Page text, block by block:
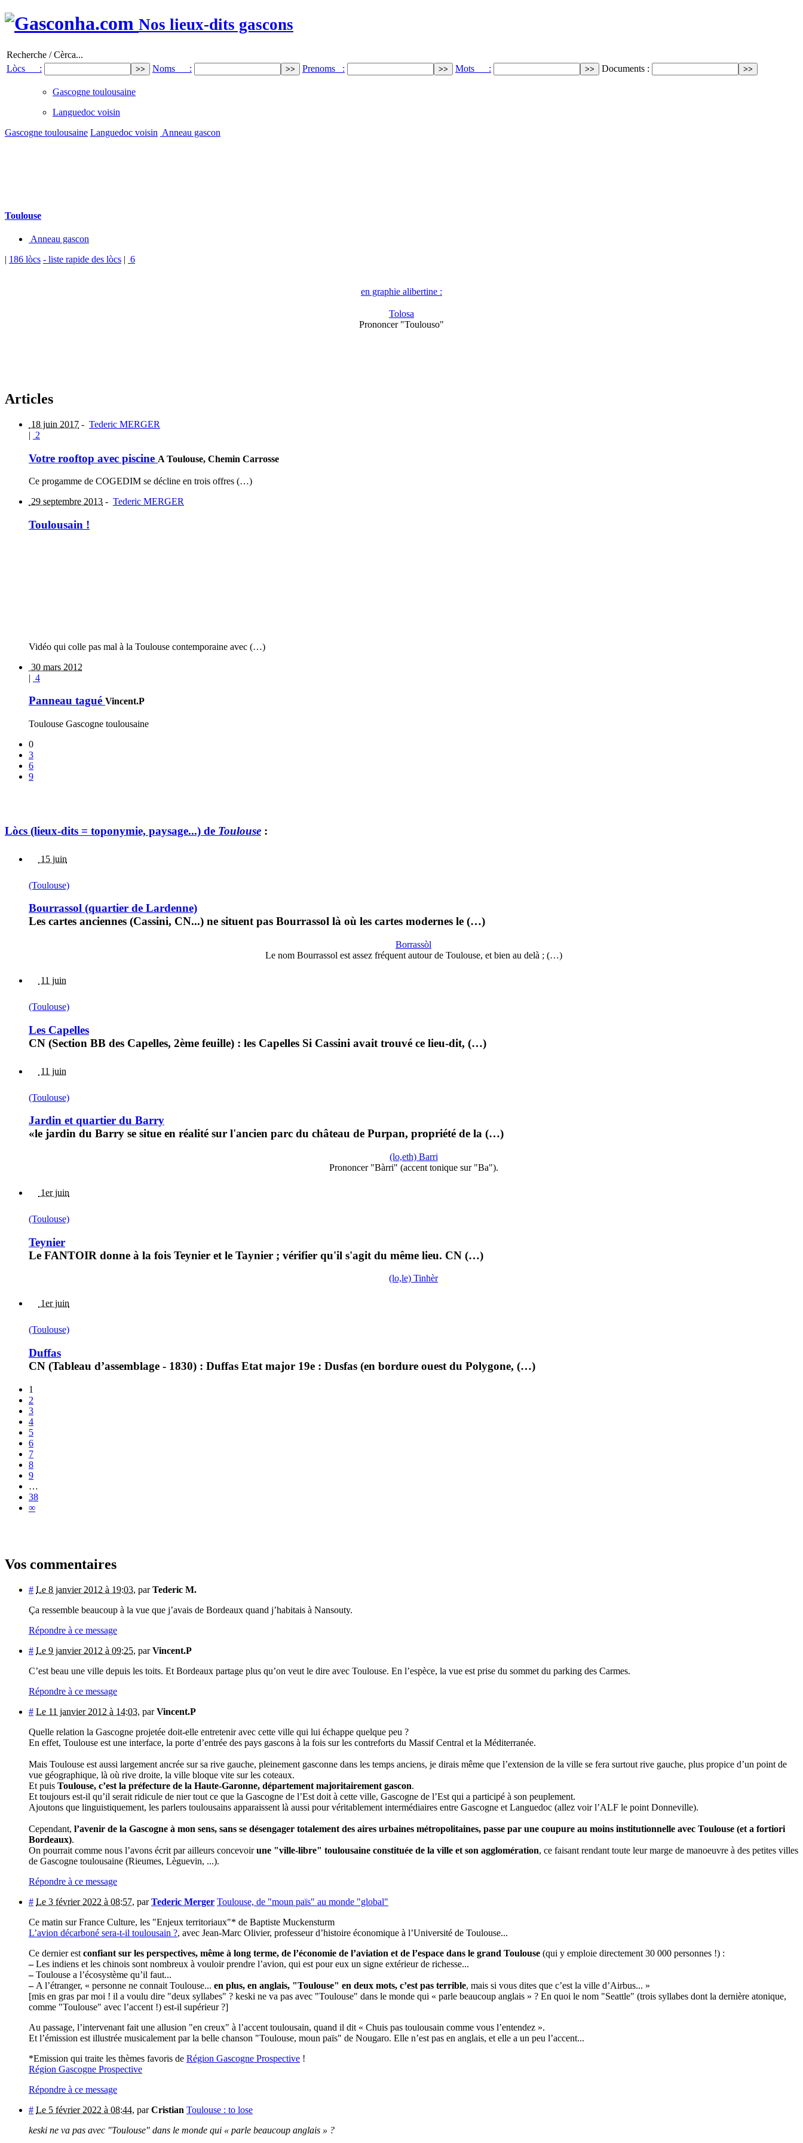
Nos lieux-dits gascons
Recherche / Cèrca...
Lòcs :
Noms : Prenoms : Mots : Documents :
Gascogne toulousaine
Languedoc voisin
Gascogne toulousaine Languedoc voisin Anneau gascon
Toulouse
Anneau gascon
| 186 lòcs - liste rapide des lòcs | 6
en graphie alibertine :
Tolosa
Prononcer "Toulouso"
Articles
18 juin 2017 - Tederic MERGER
| 2
Votre rooftop avec piscine A Toulouse, Chemin Carrosse
Ce progamme de COGEDIM se décline en trois offres (…)
29 septembre 2013 - Tederic MERGER
Toulousain !
Vidéo qui colle pas mal à la Toulouse contemporaine avec (…)
30 mars 2012
| 4
Panneau tagué Vincent.P
Toulouse Gascogne toulousaine
0
3
6
9
Lòcs (lieux-dits = toponymie, paysage...) de Toulouse :
15 juin
(Toulouse)
Bourrassol (quartier de Lardenne)
Les cartes anciennes (Cassini, CN...) ne situent pas Bourrassol là où les cartes modernes le (…)
Borrassòl
Le nom Bourrassol est assez fréquent autour de Toulouse, et bien au delà ; (…)
11 juin
(Toulouse)
Les Capelles
CN (Section BB des Capelles, 2ème feuille) : les Capelles Si Cassini avait trouvé ce lieu-dit, (…)
11 juin
(Toulouse)
Jardin et quartier du Barry
«le jardin du Barry se situe en réalité sur l'ancien parc du château de Purpan, propriété de la (…)
(lo,eth) Barri
Prononcer "Bàrri" (accent tonique sur "Ba").
1er juin
(Toulouse)
Teynier
Le FANTOIR donne à la fois Teynier et le Taynier ; vérifier qu'il s'agit du même lieu. CN (…)
(lo,le) Tinhèr
1er juin
(Toulouse)
Duffas
CN (Tableau d’assemblage - 1830) : Duffas Etat major 19e : Dusfas (en bordure ouest du Polygone, (…)
1
2
3
4
5
6
7
8
9
…
38
∞
Vos commentaires
# Le 8 janvier 2012 à 19:03, parTederic M.
Ça ressemble beaucoup à la vue que j’avais de Bordeaux quand j’habitais à Nansouty.
Répondre à ce message
# Le 9 janvier 2012 à 09:25, parVincent.P
C’est beau une ville depuis les toits. Et Bordeaux partage plus qu’on veut le dire avec Toulouse. En l’espèce, la vue est prise du sommet du parking des Carmes.
Répondre à ce message
# Le 11 janvier 2012 à 14:03, parVincent.P
Quelle relation la Gascogne projetée doit-elle entretenir avec cette ville qui lui échappe quelque peu ?
En effet, Toulouse est une interface, la porte d’entrée des pays gascons à la fois sur les contreforts du Massif Central et la Méditerranée.
Mais Toulouse est aussi largement ancrée sur sa rive gauche, pleinement gasconne dans les temps anciens, je dirais même que l’extension de la ville se fera surtout rive gauche, plus propice d’un point de
vue géographique, là où rive droite, la ville bloque vite sur les coteaux.
Et puis Toulouse, c’est la préfecture de la Haute-Garonne, département majoritairement gascon.
Et toujours est-il qu’il serait ridicule de nier tout ce que la Gascogne de l’Est doit à cette ville, Gascogne de l’Est qui a participé à son peuplement.
Ajoutons que linguistiquement, les parlers toulousains apparaissent là aussi pour véritablement intermédiaires entre Gascogne et Languedoc (allez voir l’ALF le point Donneville).
Cependant, l’avenir de la Gascogne à mon sens, sans se désengager totalement des aires urbaines métropolitaines, passe par une coupure au moins institutionnelle avec Toulouse (et a fortiori
Bordeaux).
On pourrait comme nous l’avons écrit par ailleurs concevoirune "ville-libre" toulousaine constituée de la ville et son agglomération, ce faisant rendant toute leur marge de manoeuvre à des petites villes
de Gascogne toulousaine (Rieumes, Lèguevin, ...).
Répondre à ce message
# Le 3 février 2022 à 08:57, parTederic Merger Toulouse, de "moun païs" au monde "global"
Ce matin sur France Culture, les "Enjeux territoriaux"* de Baptiste Muckensturm
L’avion décarboné sera-t-il toulousain ?, avec Jean-Marc Olivier, professeur d’histoire économique à l’Université de Toulouse...
Ce dernier est confiant sur les perspectives, même à long terme, de l’économie de l’aviation et de l’espace dans le grand Toulouse (qui y emploie directement 30 000 personnes !) :
–Les indiens et les chinois sont nombreux à vouloir prendre l’avion, qui est pour eux un signe extérieur de richesse...
–Toulouse a l’écosystème qu’il faut...
–A l’étranger, « personne ne connait Toulouse... en plus, en anglais, "Toulouse" en deux mots, c’est pas terrible, mais si vous dites que c’est la ville d’Airbus... »
[mis en gras par moi ! il a voulu dire "deux syllabes" ? keski ne va pas avec "Toulouse" dans le monde qui « parle beaucoup anglais » ? En quoi le nom "Seattle" (trois syllabes dont la dernière atonique,
comme "Toulouse" avec l’accent !) est-il supérieur ?]
Au passage, l’intervenant fait une allusion "en creux" à l’accent toulousain, quand il dit « Chuis pas toulousain comme vous l’entendez ».
Et l’émission est illustrée musicalement par la belle chanson "Toulouse, moun païs" de Nougaro. Elle n’est pas en anglais, et elle a un peu l’accent...
*Emission qui traite les thèmes favoris de Région Gascogne Prospective !
Région Gascogne Prospective
Répondre à ce message
# Le 5 février 2022 à 08:44, parCristian Toulouse : to lose
keski ne va pas avec "Toulouse" dans le monde qui « parle beaucoup anglais » ?